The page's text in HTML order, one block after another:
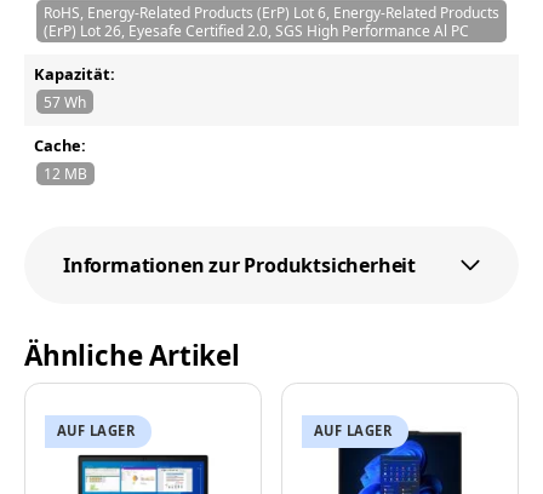
RoHS, Energy-Related Products (ErP) Lot 6, Energy-Related Products
(ErP) Lot 26, Eyesafe Certified 2.0, SGS High Performance Al PC
Kapazität:
57 Wh
Cache:
12 MB
Informationen zur Produktsicherheit
Ähnliche Artikel
AUF LAGER AUF LAGER